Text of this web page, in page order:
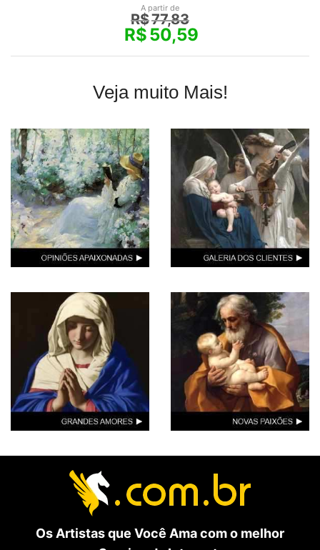
A partir de
R$77,83
R$50,59
Veja muito Mais!
Os Artistas que Você Ama com o melhor